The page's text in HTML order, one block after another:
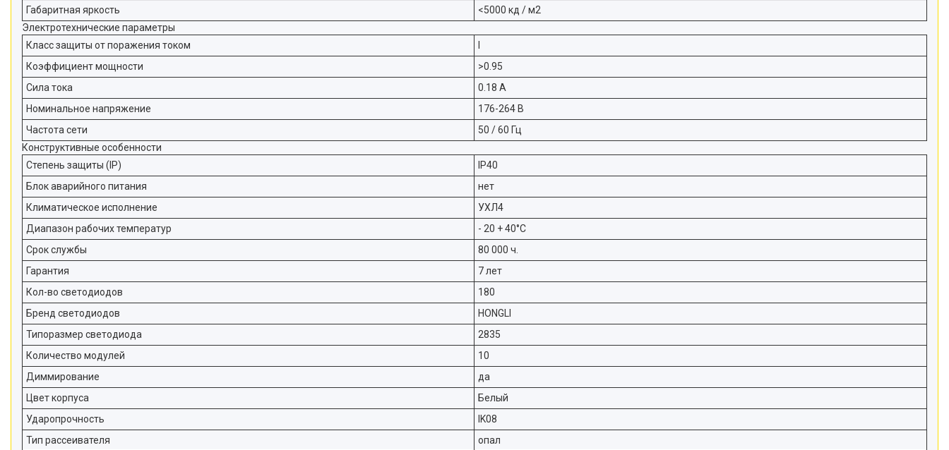
Габаритная яркость
<5000 кд / м2
Электротехнические параметры
Класс защиты от поражения током
Коэффициент мощности
>0.95
Сила тока
0.18 А
Номинальное напряжение
176-264 В
Частота сети
50 / 60 Гц
Конструктивные особенности
Степень защиты (IP)
IP40
Блок аварийного питания
нет
Климатическое исполнение
УХЛ4
Диапазон рабочих температур
- 20 + 40°C
Срок службы
80 000 ч.
Гарантия
7 лет
Кол-во светодиодов
180
Бренд светодиодов
HONGLI
Типоразмер светодиода
2835
Количество модулей
10
Диммирование
да
Цвет корпуса
Белый
Ударопрочность
IK08
Тип рассеивателя
опал